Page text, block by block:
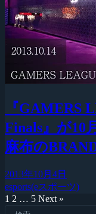
『GAMERS
Finals』が10
麻布の
2013年10月4日
esports(eスポーツ)
1 2 … 5 Next »